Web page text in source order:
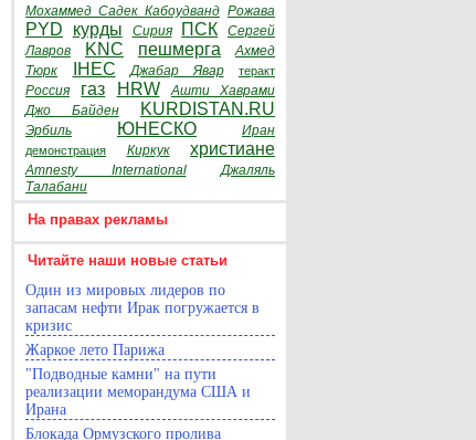
Мохаммед Садек Кабоудванд Рожава
PYD курды Сирия ПСК
Сергей
Лавров
KNC пешмерга
Ахмед
Тюрк
IHEC Джабар Явар теракт
Россия газ HRW
Ашти Хаврами
Джо Байден
KURDISTAN.RU
Эрбиль ЮНЕСКО Иран
демонстрация Киркук христиане
Amnesty International
Джаляль
Талабани
На правах рекламы
Читайте наши новые статьи
Один из мировых лидеров по
запасам нефти Ирак погружается в
кризис
Жаркое лето Парижа
"Подводные камни" на пути
реализации меморандума США и
Ирана
Блокада Ормузского пролива